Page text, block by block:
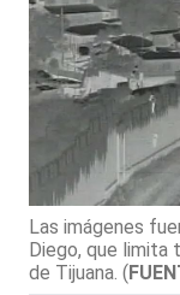
Las imágenes
Diego, que limita
de Tijuana. (